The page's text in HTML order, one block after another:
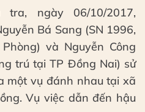
ngày 06/10/2017,
Bá Sang (SN 1996,
và Nguyễn Công
trú tại TP Đồng Nai) sử
một vụ đánh nhau tại xã
Vụ việc dẫn đến hậu